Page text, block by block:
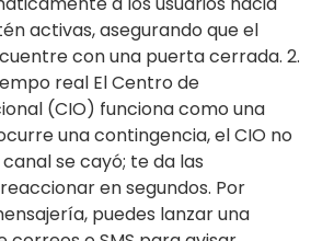
activas, asegurando que el
con una puerta cerrada. 2.
real El Centro de
(CIO) funciona como una
una contingencia, el CIO no
se cayó; te da las
en segundos. Por
puedes lanzar una